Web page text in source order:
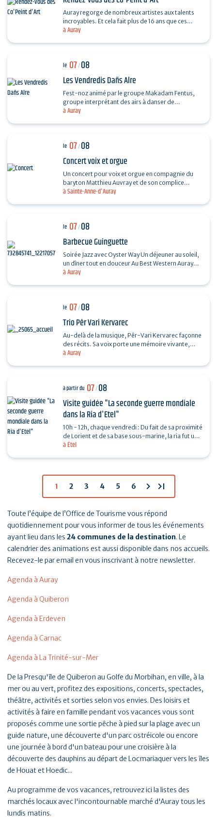
à Auray
Auray regorge de nombreux artistes aux talents
incroyables. Et cela fait plus de 16 ans que ces
derniers se réunissent tous les étés. Pour
à Auray
le 07/08
Les Vendredis Dañs Alre
Fest-noz animé par le groupe Makadam Fentus,
groupe interprétant des airs à danser de
Bretagne. Il propose des airs et des chants issus de
à Sainte-Anne-d'Auray
le 07/08
Concert voix et orgue
Un concert pour voix et orgue en compagnie du
baryton Matthieu Auvray et de son complice
Antoine Joly aux claviers, pour un moment
à Auray
le 07/08
Barbecue Guinguette
Soirée Jazz avec Oyster Way Un déjeuner au soleil,
un dîner tout en douceur Au Best Western Auray
Hôtel du Loch, la terrasse du restaurant La
à Auray
le 07/08
Trio Pêr Vari Kervarec
Au-delà de la musique, Pêr-Vari Kervarec façonne
des récits. Sa voix porte une mémoire vivante,
enracinée dans l’âme collective, où chaque mot…
à Étel
à partir du 07/08
Visite guidée "La seconde guerre mondiale
dans la Ria d'Etel"
10h - 12h, chaque vendredi : Du fait de sa proximité
de Lorient et de sa base sous-marine, la ria fut un
enjeu important de la seconde guerre mondiale.…
1 2 3 4 5 6 chevron_right last_page
Toute l’équipe de l’Office de Tourisme vous répond
quotidiennement pour vous informer de tous les événements
ayant lieu dans les 24 communes de la destination. Le
calendrier des animations est aussi disponible dans nos accueils.
Recevez-le par email en vous inscrivant à notre newsletter.
Agenda à Auray
Agenda à Quiberon
Agenda à Erdeven
Agenda à Carnac
Agenda à La Trinité-sur-Mer
De la Presqu'île de Quiberon au Golfe du Morbihan, en ville, à la
mer ou au vert, profitez des expositions, concerts, spectacles,
théâtre, activités et sorties selon vos envies. Des loisirs et
activités à faire en famille pendant vos vacances vous sont
proposés comme une sortie pêche à pied sur la plage avec un
guide nature, une découverte d'un parc ostréicole ou encore
une journée à bord d'un bateau pour une croisière à la
découverte des dauphins au départ de Locmariaquer vers les îles
de Houat et Hoedic...
Au programme de vos vacances, retrouvez ici la listes des
marchés locaux avec l'incontournable marché d'Auray tous les
lundis matins.